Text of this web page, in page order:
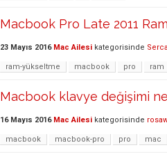
Macbook Pro Late 2011
23 Mayıs 2016 Mac Ailesi kategorisinde
ram-yükseltme macbook pro ram
Macbook klavye değişimi
16 Mayıs 2016 Mac Ailesi kategorisinde
macbook macbook-pro pro mac